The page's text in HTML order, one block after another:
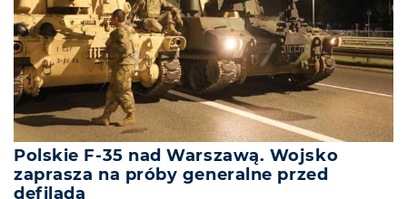
Polskie F-35 nad Warszawą. Wojsko
zaprasza na próby generalne przed
defiladą